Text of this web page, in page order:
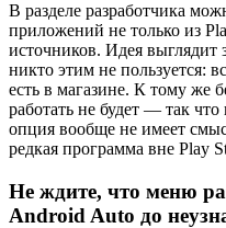
В разделе разработчика
приложений не только из
источников. Идея выглядит
никто этим не пользуется:
есть в магазине. К тому же
работать не будет — так что
опция вообще не имеет
редкая программа вне Play
Не ждите, что меню
Android Auto до